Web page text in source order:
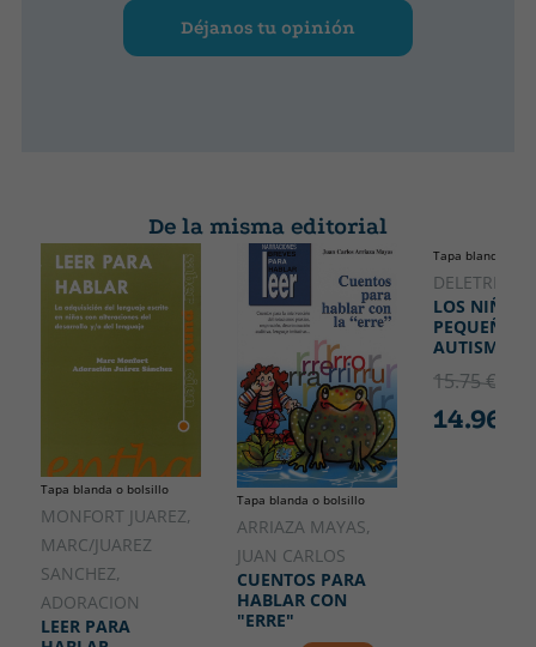
Déjanos tu opinión
De la misma editorial
Tapa blanda o bolsillo
MONFORT JUAREZ,
MARC/JUAREZ
SANCHEZ,
ADORACION
LEER PARA
Tapa blanda o bolsillo
ARRIAZA MAYAS,
JUAN CARLOS
CUENTOS PARA
HABLAR CON
"ERRE"
Tapa blanda o
DELETREA
LOS NIÑOS
PEQUEÑOS
AUTISMO
15.75 €
14.96 €